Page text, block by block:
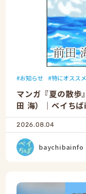
お知らせ 特にオススメ
マンガ『夏の散歩
田 海）｜ベイち
2026.08.04
baychibainfo